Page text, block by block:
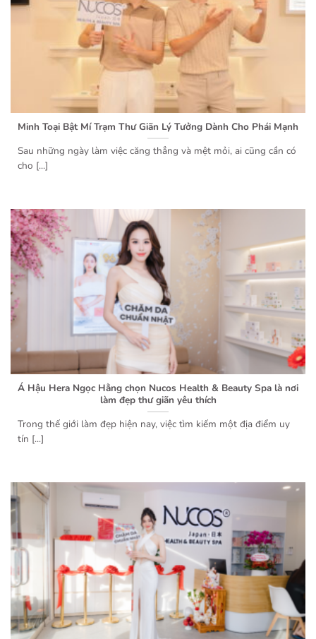
Minh Toại Bật Mí Trạm Thư Giãn Lý Tưởng Dành Cho Phái Mạnh
Sau những ngày làm việc căng thẳng và mệt mỏi, ai cũng cần có
cho [...]
Á Hậu Hera Ngọc Hằng chọn Nucos Health & Beauty Spa là nơi
làm đẹp thư giãn yêu thích
Trong thế giới làm đẹp hiện nay, việc tìm kiếm một địa điểm uy
tín [...]